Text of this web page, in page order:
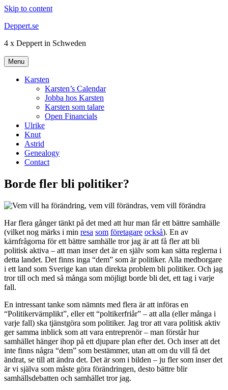
Skip to content
Deppert.se
4 x Deppert in Schweden
Menu
Karsten
Karsten’s Calendar
Jobba hos Karsten
Karsten som talare
Open Financials
Ulrike
Knut
Astrid
Genealogy
Contact
Borde fler bli politiker?
Har flera gånger tänkt på det med att hur man får ett bättre samhälle
(vilket nog märks i min resa som företagare också). En av
kärnfrågorna för ett bättre samhälle tror jag är att få fler att bli
politisk aktiva – att man inser det är en själv som kan sätta reglerna i
detta landet. Det finns inga “dem” som är politiker. Alla medborgare
i ett land som Sverige kan utan direkta problem bli politiker. Och jag
tror till och med så många som möjligt borde bli det, ett tag i varje
fall.
En intressant tanke som nämnts med flera är att införas en
“Politikervärnplikt”, eller ett “poltikerfriår” – att alla (eller många i
varje fall) ska tjänstgöra som politiker. Jag tror att vara politisk aktiv
ger samma inblick som att vara entreprenör – man förstår hur
samhället hänger ihop på ett djupare plan efter det. Och inser att det
inte finns några “dem” som bestämmer, utan att om du vill få det
ändrat, se till att ändra det. Det är som i bilden – ju fler som inser det
är vi själva som måste göra förändringen, desto bättre blir
samhällsdebatten och samhället tror jag.